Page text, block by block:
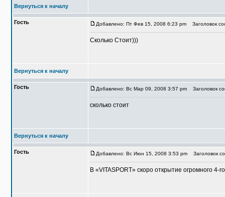
Вернуться к началу
Гость Добавлено: Пт Фев 15, 2008 6:23 pm Заголовок
Сколько Стоит)))
Вернуться к началу
Гость Добавлено: Вс Мар 09, 2008 3:57 pm Заголовок
сколько стоит
Вернуться к началу
Гость Добавлено: Вс Июн 15, 2008 3:53 pm Заголовок
В «VITASPORT» скоро открытие огромного